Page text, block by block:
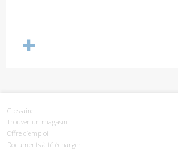
Glossaire
Trouver un magasin
Offre d’emploi
Documents à télécharger